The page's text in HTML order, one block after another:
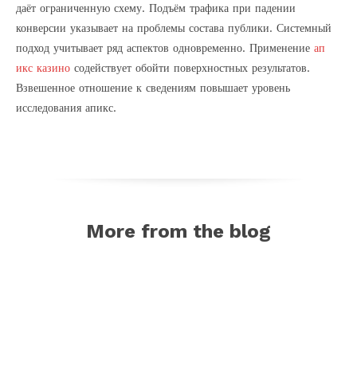
даёт ограниченную схему. Подъём трафика при падении
конверсии указывает на проблемы состава публики. Системный
подход учитывает ряд аспектов одновременно. Применение ап
икс казино содействует обойти поверхностных результатов.
Взвешенное отношение к сведениям повышает уровень
исследования апикс.
More from the blog